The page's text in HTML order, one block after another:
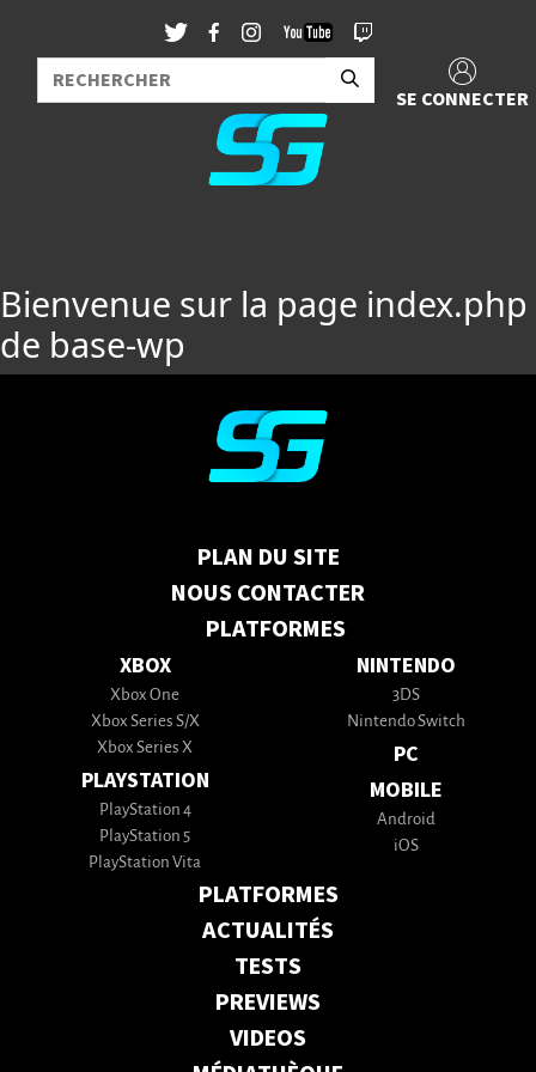
SE CONNECTER
Bienvenue sur la page index.php
de base-wp
PLAN DU SITE
NOUS CONTACTER
PLATFORMES
XBOX
Xbox One
Xbox Series S/X
Xbox Series X
PLAYSTATION
PlayStation 4
PlayStation 5
PlayStation Vita
NINTENDO
3DS
Nintendo Switch
PC
MOBILE
Android
iOS
PLATFORMES
ACTUALITÉS
TESTS
PREVIEWS
VIDEOS